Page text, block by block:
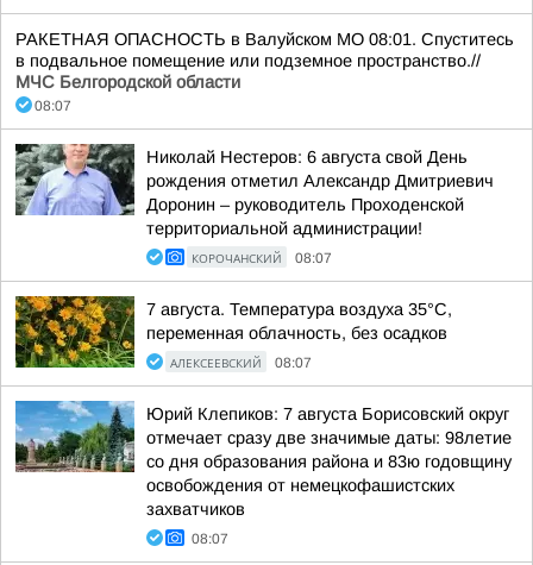
РАКЕТНАЯ ОПАСНОСТЬ в Валуйском МО 08:01. Спуститесь
в подвальное помещение или подземное пространство.//
МЧС Белгородской области
08:07
Николай Нестеров: 6 августа свой День
рождения отметил Александр Дмитриевич
Доронин – руководитель Проходенской
территориальной администрации!
КОРОЧАНСКИЙ 08:07
7 августа. Температура воздуха 35°C,
переменная облачность, без осадков
АЛЕКСЕЕВСКИЙ 08:07
Юрий Клепиков: 7 августа Борисовский округ
отмечает сразу две значимые даты: 98летие
со дня образования района и 83ю годовщину
освобождения от немецкофашистских
захватчиков
08:07